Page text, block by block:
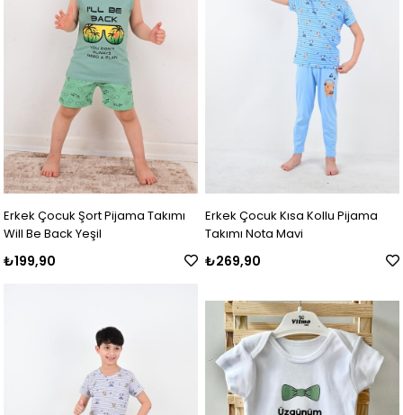
Erkek Çocuk Şort Pijama Takımı
Will Be Back Yeşil
₺199,90
Erkek Çocuk Kısa Kollu Pijama
Takımı Nota Mavi
₺269,90